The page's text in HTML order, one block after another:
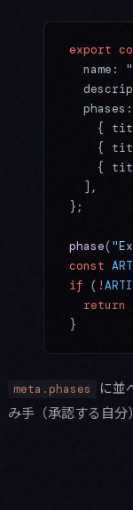
export
  name:
{
{
{
  ],
};
phase(
const
if ( !
  return
}
meta.phases
に並
み手（承認する自分